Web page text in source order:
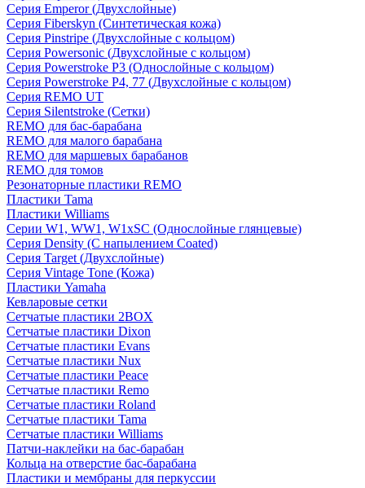
Серия Emperor (Двухслойные)
Серия Fiberskyn (Синтетическая кожа)
Серия Pinstripe (Двухслойные с кольцом)
Серия Powersonic (Двухслойные с кольцом)
Серия Powerstroke P3 (Однослойные с кольцом)
Серия Powerstroke P4, 77 (Двухслойные с кольцом)
Серия REMO UT
Серия Silentstroke (Сетки)
REMO для бас-барабана
REMO для малого барабана
REMO для маршевых барабанов
REMO для томов
Резонаторные пластики REMO
Пластики Tama
Пластики Williams
Серии W1, WW1, W1xSC (Однослойные глянцевые)
Серия Density (C напылением Coated)
Серия Target (Двухслойные)
Серия Vintage Tone (Кожа)
Пластики Yamaha
Кевларовые сетки
Сетчатые пластики 2BOX
Сетчатые пластики Dixon
Сетчатые пластики Evans
Сетчатые пластики Nux
Сетчатые пластики Peace
Сетчатые пластики Remo
Сетчатые пластики Roland
Сетчатые пластики Tama
Сетчатые пластики Williams
Патчи-наклейки на бас-барабан
Кольца на отверстие бас-барабана
Пластики и мембраны для перкуссии